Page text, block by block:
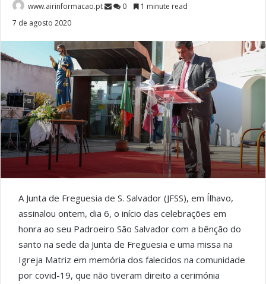
www.airinformacao.pt 0
1 minute read
7 de agosto 2020
A Junta de Freguesia de S. Salvador (JFSS), em Ílhavo,
assinalou ontem, dia 6, o início das celebrações em
honra ao seu Padroeiro São Salvador com a bênção do
santo na sede da Junta de Freguesia e uma missa na
Igreja Matriz em memória dos falecidos na comunidade
por covid-19, que não tiveram direito a cerimónia